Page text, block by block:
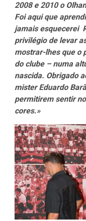
2008 e 2010 o
Foi aqui que
jamais esquecerei
privilégio de levar
mostrar-lhes que o
do clube – numa
nascida. Obrigado
mister Eduardo
permitirem sentir
cores.»